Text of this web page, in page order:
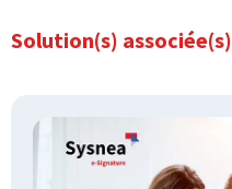
Solution(s) associée(s)